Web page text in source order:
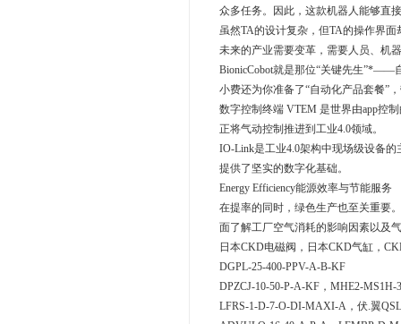
众多任务。因此，这款机器人能够直
虽然TA的设计复杂，但TA的操作界
未来的产业需要变革，需要人员、机
BionicCobot就是那位“关键先生”*——
小费还为你准备了“自动化产品套餐”
数字控制终端 VTEM 是世界由app控
正将气动控制推进到工业4.0领域。
IO-Link是工业4.0架构中现场级设备
提供了坚实的数字化基础。
Energy Efficiency能源效率与节能服务
在提率的同时，绿色生产也至关重要
面了解工厂空气消耗的影响因素以及
日本CKD电磁阀，日本CKD气缸，
DGPL-25-400-PPV-A-B-KF
DPZCJ-10-50-P-A-KF，MHE2-
LFRS-1-D-7-O-DI-MAXI-A，伏.翼